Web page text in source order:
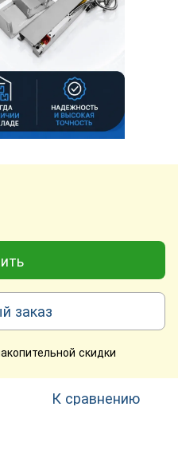
заказ
скидки
К сравнению